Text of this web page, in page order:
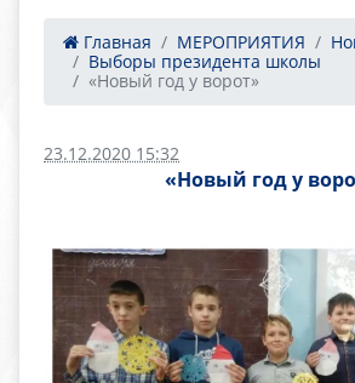
Главная МЕРОПРИЯТИЯ
Выборы президента школы
«Новый год у ворот»
23.12.2020 15:32
«Новый год у